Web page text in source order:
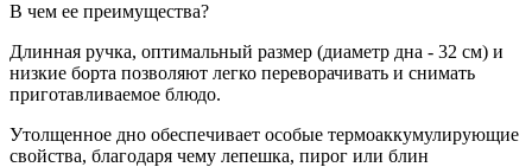
В чем ее преимущества?
Длинная ручка, оптимальный размер (диаметр дна - 32 см) и
низкие борта позволяют легко переворачивать и снимать
приготавливаемое блюдо.
Утолщенное дно обеспечивает особые термоаккумулирующие
свойства, благодаря чему лепешка, пирог или блин